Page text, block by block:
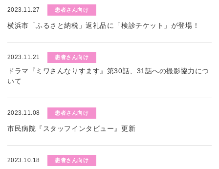
2023.11.27 患者さん向け
横浜市「ふるさと納税」返礼品に「検診チケット」が登場！
2023.11.21 患者さん向け
ドラマ『ミワさんなりすます』第30話、31話への撮影協力につ
いて
2023.11.08 患者さん向け
市民病院『スタッフインタビュー』更新
2023.10.18 患者さん向け